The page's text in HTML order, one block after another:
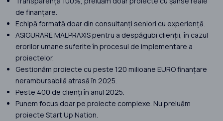
de finanțare.
Echipă formată doar din consultanți seniori cu experiență.
ASIGURARE MALPRAXIS pentru a despăgubi clienții, în cazul
erorilor umane suferite în procesul de implementare a
proiectelor.
Gestionăm proiecte cu peste 120 milioane EURO finanțare
nerambursabilă atrasă în 2025.
Peste 400 de clienți în anul 2025.
Punem focus doar pe proiecte complexe. Nu preluăm
proiecte Start Up Nation.